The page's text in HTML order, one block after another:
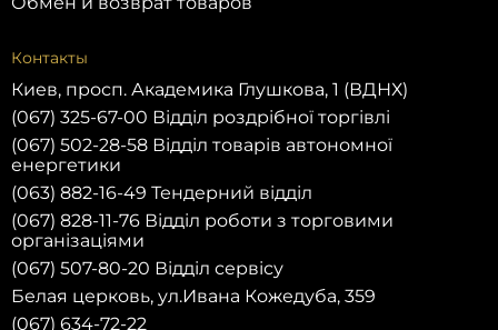
Контакты
Киев, просп. Академика Глушкова, 1 (ВДНХ)
(067) 325-67-00 Відділ роздрібної торгівлі
(067) 502-28-58 Відділ товарів автономної
енергетики
(063) 882-16-49 Тендерний відділ
(067) 828-11-76 Відділ роботи з торговими
організаціями
(067) 507-80-20 Відділ сервісу
Белая церковь, ул.Ивана Кожедуба, 359
(067) 634-72-22